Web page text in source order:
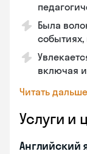
Была
событиях,
включая
Читать дальше
Услуги и
Английский